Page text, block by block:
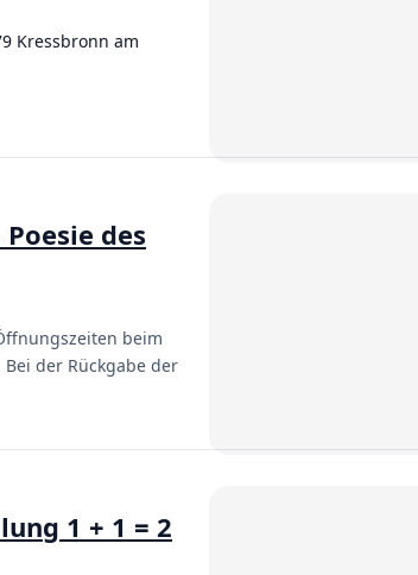
Kressbronn am
des
beim
der Rückgabe der
1 + 1 = 2